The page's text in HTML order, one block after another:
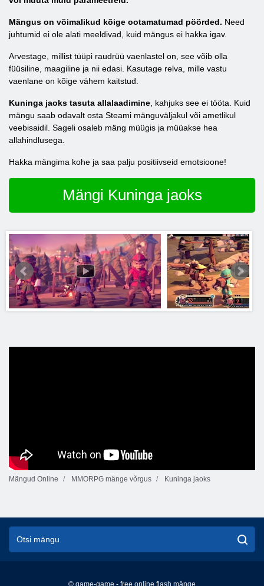
Mängus on võimalikud kõige ootamatumad pöörded. Need
juhtumid ei ole alati meeldivad, kuid mängus ei hakka igav.
Arvestage, millist tüüpi raudrüü vaenlastel on, see võib olla
füüsiline, maagiline ja nii edasi. Kasutage relva, mille vastu
vaenlane on kõige vähem kaitstud.
Kuninga jaoks tasuta allalaadimine , kahjuks see ei tööta. Kuid
mängu saab odavalt osta Steami mänguväljakul või ametlikul
veebisaidil. Sageli osaleb mäng müügis ja müüakse hea
allahindlusega.
Hakka mängima kohe ja saa palju positiivseid emotsioone!
Mängi Kuninga jaoks
Mängud Online MMORPG mänge võrgus Kuninga jaoks
© game-game - free online flash mänge